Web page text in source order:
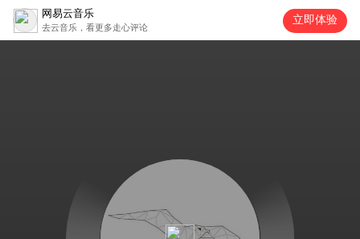
网易云音乐
去云音乐，看更多走心评论
立即体验